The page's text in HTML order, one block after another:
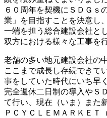
６０周年を契機にＳＤＧｓ
業」を目指すことを決意し
一端を担う総合建設会社と
双方における様々な工事を
老舗の多い地元建設会社の
ここまで成長し存続できて
事をしていた時代にいち早
完全週休二日制の導入やＳ
て行い、現在（いま）また
ＰＣＹＣＬＥＭＡＲＫＥＴ